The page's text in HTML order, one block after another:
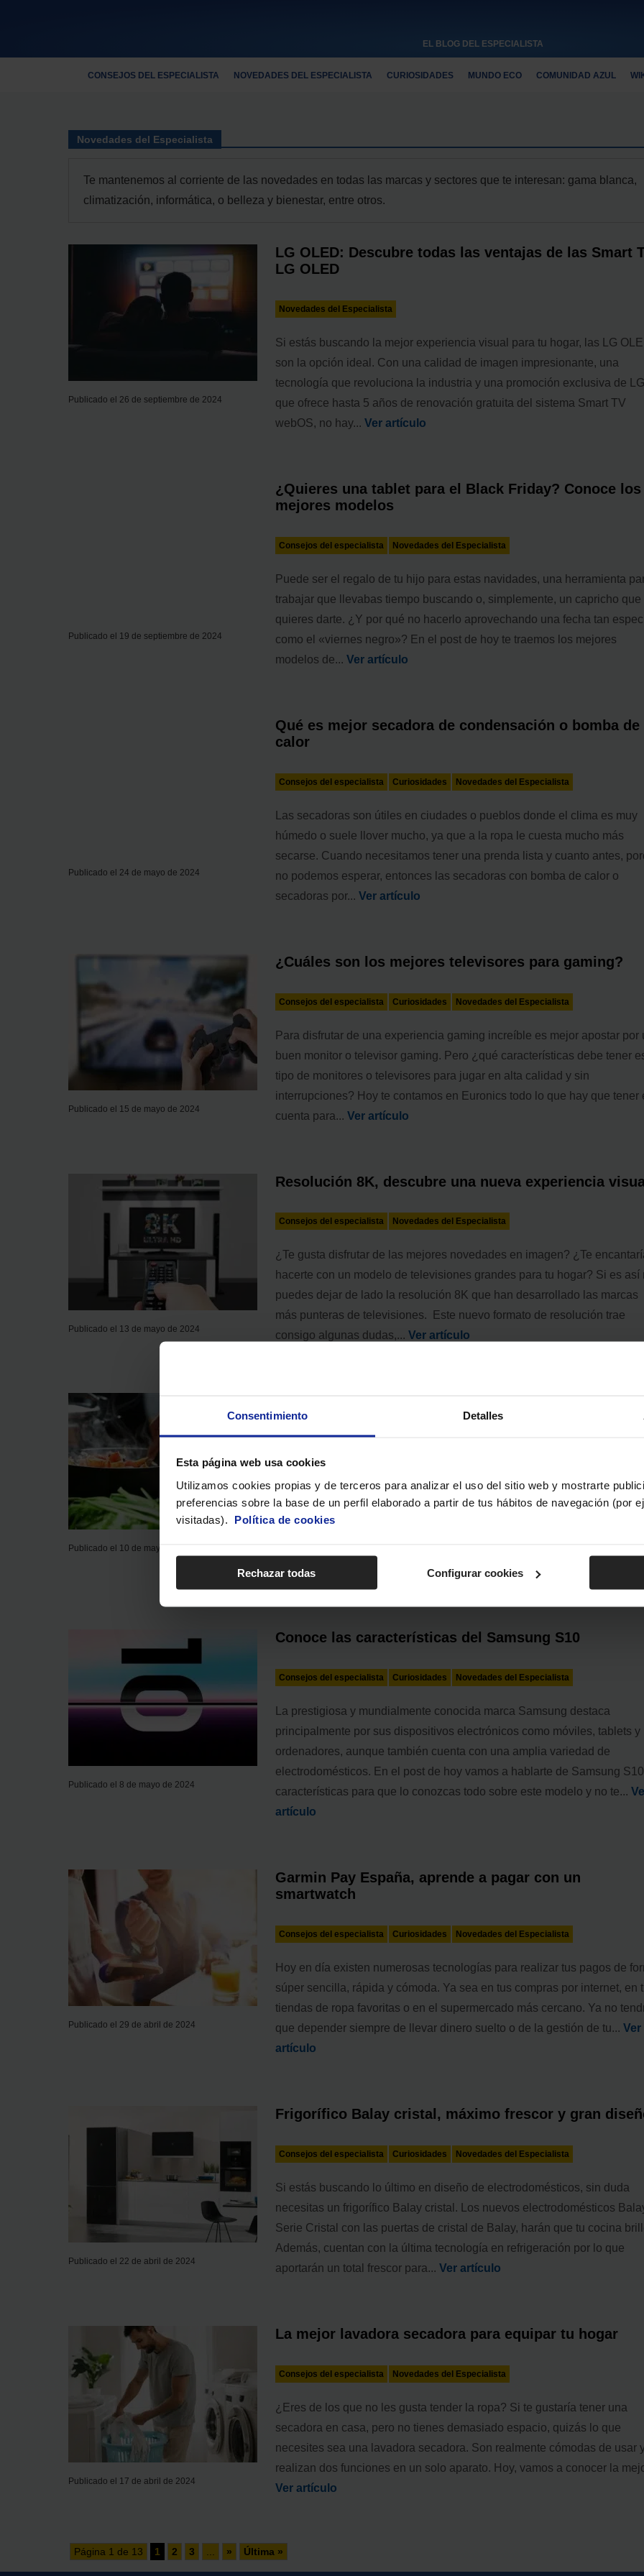
Consentimiento Detalles
Esta página web usa cookies
Utilizamos cookies propias y de terceros para analizar el uso del sitio web y mostrarte
preferencias sobre la base de un perfil elaborado a partir de tus hábitos de navegación (por
visitadas). Política de cookies
Rechazar todas Configurar cookies
EL BLOG DEL ESPECIALISTA
CONSEJOS DEL ESPECIALISTA NOVEDADES DEL ESPECIALISTA CURIOSIDADES MUNDO ECO COMUNIDAD AZUL
Novedades del Especialista
Te mantenemos al corriente de las novedades en todas las marcas y sectores que te interesan: gama blanca,
climatización, informática, o belleza y bienestar, entre otros.
Publicado el 26 de septiembre de 2024
LG OLED: Descubre todas las ventajas de las Smart
LG OLED
Novedades del Especialista
Si estás buscando la mejor experiencia visual para tu hogar, las LG
son la opción ideal. Con una calidad de imagen impresionante, una
tecnología que revoluciona la industria y una promoción exclusiva de
que ofrece hasta 5 años de renovación gratuita del sistema Smart TV
webOS, no hay...Ver artículo
Publicado el 19 de septiembre de 2024
¿Quieres una tablet para el Black Friday? Conoce los
mejores modelos
Consejos del especialista Novedades del Especialista
Puede ser el regalo de tu hijo para estas navidades, una herramienta
trabajar que llevabas tiempo buscando o, simplemente, un capricho que
quieres darte. ¿Y por qué no hacerlo aprovechando una fecha tan
como el «viernes negro»? En el post de hoy te traemos los mejores
modelos de...Ver artículo
Publicado el 24 de mayo de 2024
Qué es mejor secadora de condensación o bomba de
calor
Consejos del especialista Curiosidades Novedades del Especialista
Las secadoras son útiles en ciudades o pueblos donde el clima es muy
húmedo o suele llover mucho, ya que a la ropa le cuesta mucho más
secarse. Cuando necesitamos tener una prenda lista y cuanto antes,
no podemos esperar, entonces las secadoras con bomba de calor o
secadoras por...Ver artículo
Publicado el 15 de mayo de 2024
¿Cuáles son los mejores televisores para gaming?
Consejos del especialista Curiosidades Novedades del Especialista
Para disfrutar de una experiencia gaming increíble es mejor apostar por
buen monitor o televisor gaming. Pero ¿qué características debe tener
tipo de monitores o televisores para jugar en alta calidad y sin
interrupciones? Hoy te contamos en Euronics todo lo que hay que tener
cuenta para...Ver artículo
Publicado el 13 de mayo de 2024
Resolución 8K, descubre una nueva experiencia
Consejos del especialista Novedades del Especialista
¿Te gusta disfrutar de las mejores novedades en imagen? ¿Te
hacerte con un modelo de televisiones grandes para tu hogar? Si es así
puedes dejar de lado la resolución 8K que han desarrollado las marcas
más punteras de televisiones. Este nuevo formato de resolución trae
consigo algunas dudas,... Ver artículo
Publicado el 10 de mayo de 2024
quieras
Consejos del especialista
¿No sabes qué tipo de placa comprar, una placa vitrocerámica, de gas o
inducción? Cada tipo de placa cuenta con sus ventajas y sus
conocerlo...
Publicado el 8 de mayo de 2024
Conoce las características del Samsung S10
Consejos del especialista Curiosidades Novedades del Especialista
La prestigiosa y mundialmente conocida marca Samsung destaca
principalmente por sus dispositivos electrónicos como móviles, tablets y
ordenadores, aunque también cuenta con una amplia variedad de
electrodomésticos. En el post de hoy vamos a hablarte de Samsung S10
características para que lo conozcas todo sobre este modelo y no te...
artículo
Publicado el 29 de abril de 2024
Garmin Pay España, aprende a pagar con un
smartwatch
Consejos del especialista Curiosidades Novedades del Especialista
Hoy en día existen numerosas tecnologías para realizar tus pagos de
súper sencilla, rápida y cómoda. Ya sea en tus compras por internet, en
tiendas de ropa favoritas o en el supermercado más cercano. Ya no
que depender siempre de llevar dinero suelto o de la gestión de tu...Ver
artículo
Publicado el 22 de abril de 2024
Frigorífico Balay cristal, máximo frescor y gran
Consejos del especialista Curiosidades Novedades del Especialista
Si estás buscando lo último en diseño de electrodomésticos, sin duda
necesitas un frigorífico Balay cristal. Los nuevos electrodomésticos
Serie Cristal con las puertas de cristal de Balay, harán que tu cocina
Además, cuentan con la última tecnología en refrigeración por lo que
aportarán un total frescor para...Ver artículo
Publicado el 17 de abril de 2024
La mejor lavadora secadora para equipar tu hogar
Consejos del especialista Novedades del Especialista
¿Eres de los que no les gusta tender la ropa? Si te gustaría tener una
secadora en casa, pero no tienes demasiado espacio, quizás lo que
necesites sea una lavadora secadora. Son realmente cómodas de usar
realizan dos funciones en un solo aparato. Hoy, vamos a conocer la
Ver artículo
Página 1 de 13 1 2 3 » Última »